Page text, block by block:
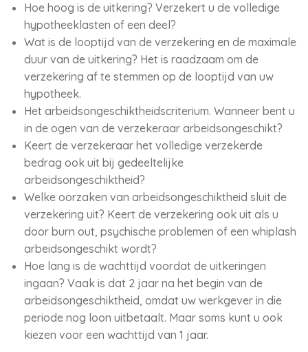
Hoe hoog is de uitkering? Verzekert u de volledige
hypotheeklasten of een deel?
Wat is de looptijd van de verzekering en de maximale
duur van de uitkering? Het is raadzaam om de
verzekering af te stemmen op de looptijd van uw
hypotheek.
Het arbeidsongeschiktheidscriterium. Wanneer bent u
in de ogen van de verzekeraar arbeidsongeschikt?
Keert de verzekeraar het volledige verzekerde
bedrag ook uit bij gedeeltelijke
arbeidsongeschiktheid?
Welke oorzaken van arbeidsongeschiktheid sluit de
verzekering uit? Keert de verzekering ook uit als u
door burn out, psychische problemen of een whiplash
arbeidsongeschikt wordt?
Hoe lang is de wachttijd voordat de uitkeringen
ingaan? Vaak is dat 2 jaar na het begin van de
arbeidsongeschiktheid, omdat uw werkgever in die
periode nog loon uitbetaalt. Maar soms kunt u ook
kiezen voor een wachttijd van 1 jaar.